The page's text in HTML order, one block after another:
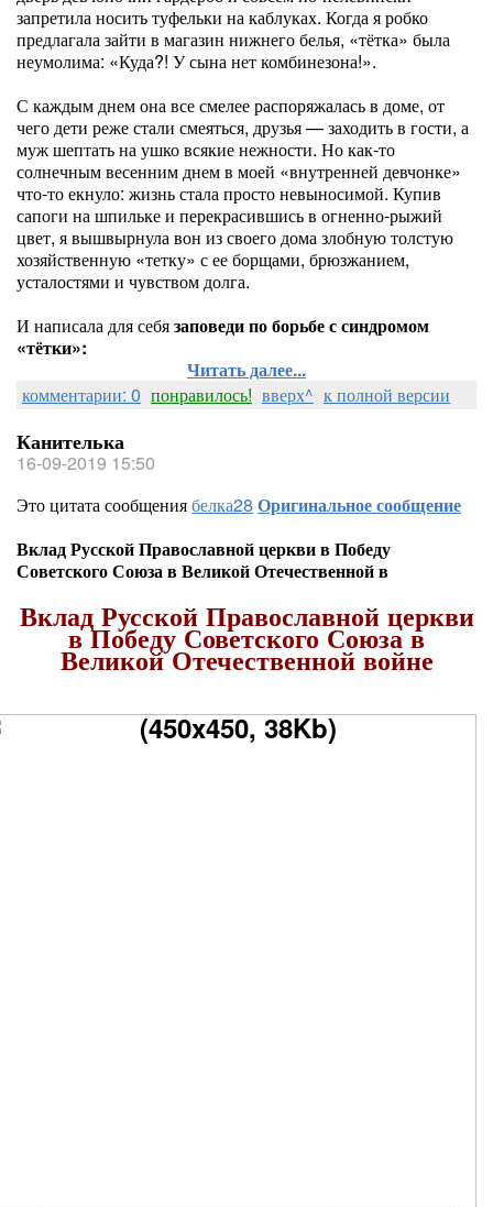
запретила носить туфельки на каблуках. Когда я робко
предлагала зайти в магазин нижнего белья, «тётка» была
неумолима: «Куда?! У сына нет комбинезона!».
С каждым днем она все смелее распоряжалась в доме, от
чего дети реже стали смеяться, друзья — заходить в гости, а
муж шептать на ушко всякие нежности. Но как-то
солнечным весенним днем в моей «внутренней девчонке»
что-то екнуло: жизнь стала просто невыносимой. Купив
сапоги на шпильке и перекрасившись в огненно-рыжий
цвет, я вышвырнула вон из своего дома злобную толстую
хозяйственную «тетку» с ее борщами, брюзжанием,
усталостями и чувством долга.
И написала для себязаповеди по борьбе с синдромом
«тётки»:
Читать далее...
комментарии: 0 понравилось! вверх^ к полной версии
Канителька
16-09-2019 15:50
Это цитата сообщениябелка28 Оригинальное сообщение
Вклад Русской Православной церкви в Победу
Советского Союза в Великой Отечественной в
Вклад Русской Православной церкви
в Победу Советского Союза в
Великой Отечественной войне